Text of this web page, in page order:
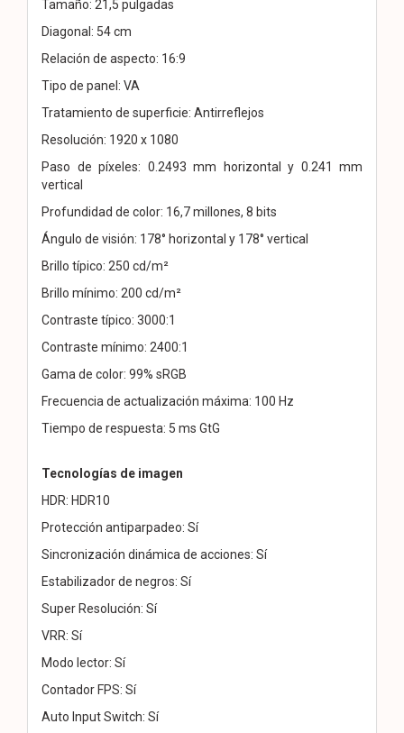
Tamaño: 21,5 pulgadas
Diagonal: 54 cm
Relación de aspecto: 16:9
Tipo de panel: VA
Tratamiento de superficie: Antirreflejos
Resolución: 1920 x 1080
Paso de píxeles: 0.2493 mm horizontal y 0.241 mm
vertical
Profundidad de color: 16,7 millones, 8 bits
Ángulo de visión: 178° horizontal y 178° vertical
Brillo típico: 250 cd/m²
Brillo mínimo: 200 cd/m²
Contraste típico: 3000:1
Contraste mínimo: 2400:1
Gama de color: 99% sRGB
Frecuencia de actualización máxima: 100 Hz
Tiempo de respuesta: 5 ms GtG
Tecnologías de imagen
HDR: HDR10
Protección antiparpadeo: Sí
Sincronización dinámica de acciones: Sí
Estabilizador de negros: Sí
Super Resolución: Sí
VRR: Sí
Modo lector: Sí
Contador FPS: Sí
Auto Input Switch: Sí